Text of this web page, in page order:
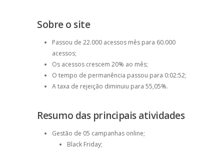
Sobre o site
Passou de 22.000 acessos mês para 60.000
acessos;
Os acessos crescem 20% ao mês;
O tempo de permanência passou para 0:02:52;
A taxa de rejeição diminuiu para 55,05%.
Resumo das principais atividades
Gestão de 05 campanhas online;
Black Friday;